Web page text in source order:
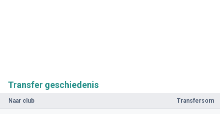
Transfer geschiedenis
Naar club Transfersom